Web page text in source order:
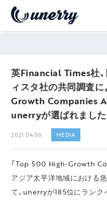
英Financial Times社
ィスタ社の共同調査
Growth Companies
unerryが選ばれました
2021.04.06 MEDIA
「Top 500 High-Growth
アジア太平洋地域における
て、unerryが185位にランク